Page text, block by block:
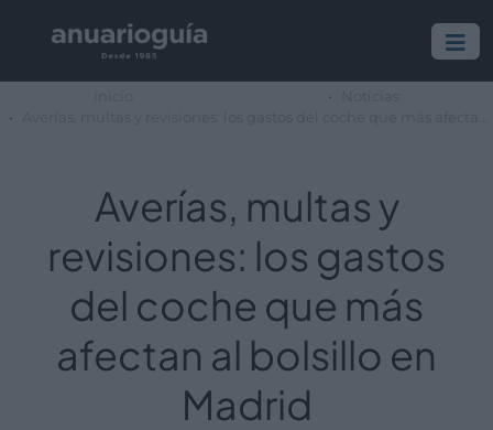
Averías, multas y
revisiones: los gastos
del coche que más
afectan al bolsillo en
Madrid